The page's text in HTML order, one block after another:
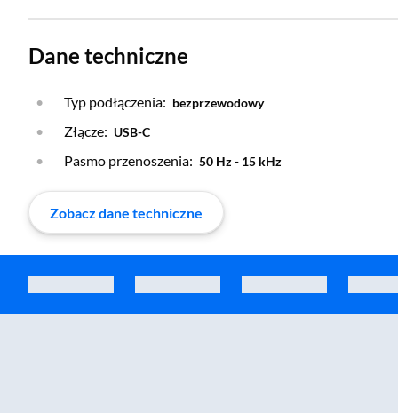
Dane techniczne
Typ podłączenia: bezprzewodowy
Złącze: USB-C
Pasmo przenoszenia: 50 Hz - 15 kHz
Zobacz dane techniczne